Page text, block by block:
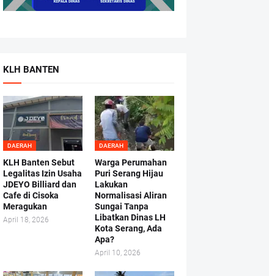
KLH BANTEN
DAERAH
KLH Banten Sebut
Legalitas Izin Usaha
JDEYO Billiard dan
Cafe di Cisoka
Meragukan
April 18, 2026
DAERAH
Warga Perumahan
Puri Serang Hijau
Lakukan
Normalisasi Aliran
Sungai Tanpa
Libatkan Dinas LH
Kota Serang, Ada
Apa?
April 10, 2026